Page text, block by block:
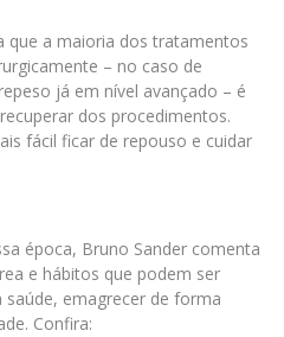
que a maioria dos tratamentos
– no caso de
já em nível avançado – é
dos procedimentos.
fácil ficar de repouso e cuidar
época, Bruno Sander comenta
e hábitos que podem ser
emagrecer de forma
Confira: